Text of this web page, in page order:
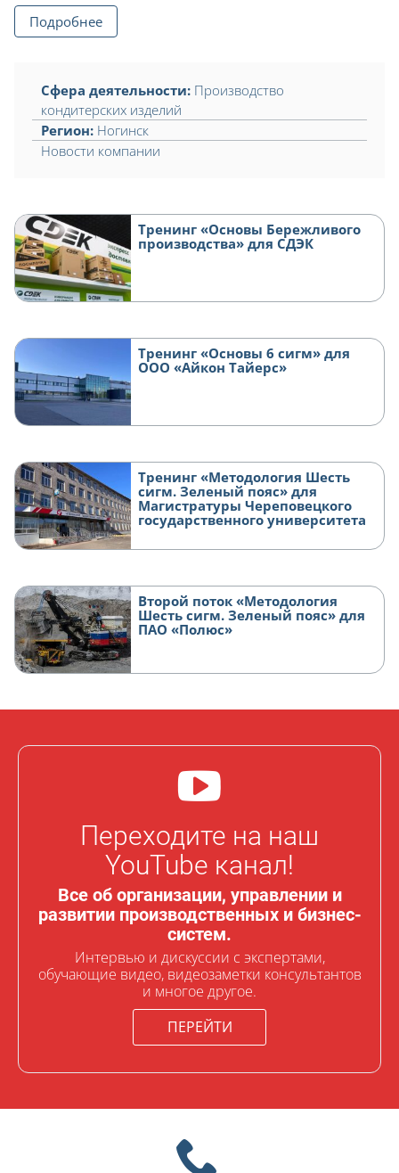
Подробнее
Сфера деятельности: Производство
кондитерских изделий
Регион: Ногинск
Новости компании
Тренинг «Основы Бережливого
производства» для СДЭК
Тренинг «Основы 6 сигм» для
ООО «Айкон Тайерс»
Тренинг «Методология Шесть
сигм. Зеленый пояс» для
Магистратуры Череповецкого
государственного университета
Второй поток «Методология
Шесть сигм. Зеленый пояс» для
ПАО «Полюс»
Переходите на наш
YouTube канал!
Все об организации, управлении и
развитии производственных и бизнес-
систем.
Интервью и дискуссии с экспертами,
обучающие видео, видеозаметки консультантов
и многое другое.
ПЕРЕЙТИ